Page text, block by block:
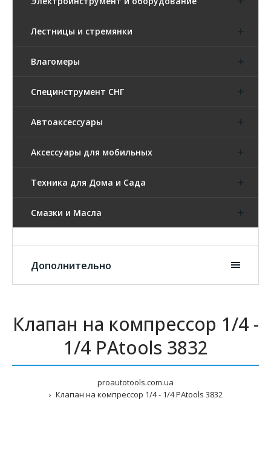
Лестницы и стремянки
Влагомеры
Специнструмент СНГ
Автоаксессуары
Аксессуары для мобильных
Техника для Дома и Сада
Смазки и Масла
Дополнительно
Клапан на компрессор 1/4 -
1/4 PAtools 3832
proautotools.com.ua
Клапан на компрессор 1/4 - 1/4 PAtools 3832